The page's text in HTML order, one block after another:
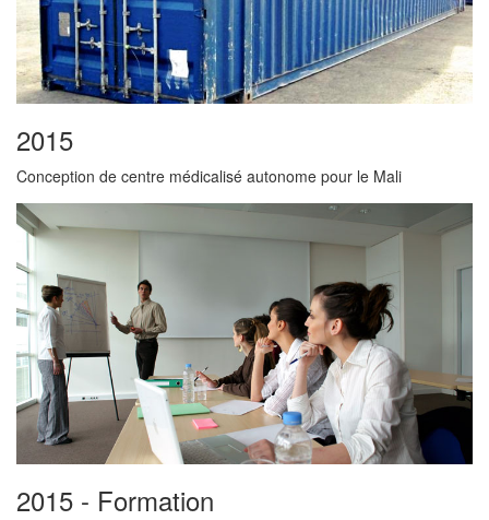
2015
Conception de centre médicalisé autonome pour le Mali
2015 - Formation